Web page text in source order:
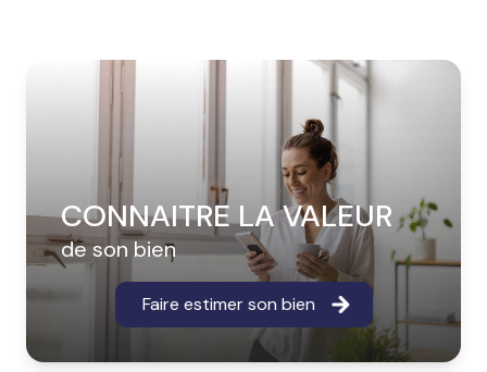
CONNAITRE LA VALEUR
de son bien
Faire estimer son bien